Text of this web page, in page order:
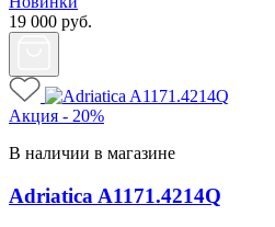
19 000 руб.
Акция - 20%
В наличии в магазине
Adriatica A1171.4214Q